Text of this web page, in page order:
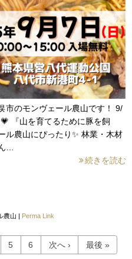
市のモンヴェール農山です！ 9/
『山を育てるために豚を飼
ル農山にぴったり✨ 林業・木材
…
続きを読む
農山 | Perma Link
5 6 次へ › 最後 »